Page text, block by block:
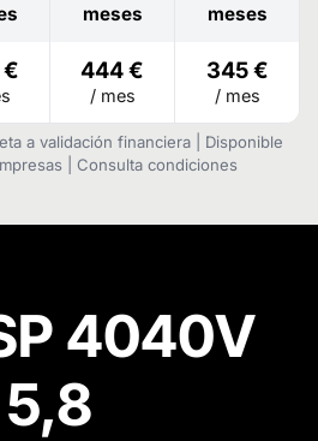
meses
meses
444 €
/ mes
345 €
/ mes
a validación financiera | Disponible
| Consulta condiciones
4040V
5,8